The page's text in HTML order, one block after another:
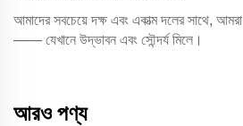
আমাদের সবচেয়ে দক্ষ এবং একাত্ম দলের সাথে,
—— যেখানে উদ্ভাবন এবং সৌন্দর্য মিলে।
আরও পণ্য